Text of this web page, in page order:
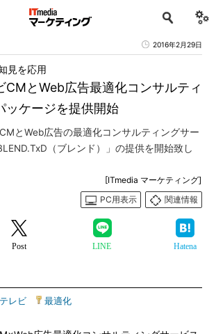
2016年2月29日
CMとWeb広告最適化コンサルティ
ッケージを提供開始
見を応用
とWeb広告の最適化コンサルティングサー
（ブレンド）」の提供を開始致し
[ITmedia マーケティング]
PC用表示
関連情報
Post LINE Hatena
テレビ 最適化